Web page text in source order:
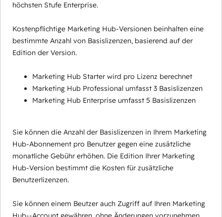
höchsten Stufe Enterprise.
Kostenpflichtige Marketing Hub-Versionen beinhalten eine
bestimmte Anzahl von Basislizenzen, basierend auf der
Edition der Version.
Marketing Hub Starter wird pro Lizenz berechnet
Marketing Hub Professional umfasst 3 Basislizenzen
Marketing Hub Enterprise umfasst 5 Basislizenzen
Sie können die Anzahl der Basislizenzen in Ihrem Marketing
Hub-Abonnement pro Benutzer gegen eine zusätzliche
monatliche Gebühr erhöhen. Die Edition Ihrer Marketing
Hub-Version bestimmt die Kosten für zusätzliche
Benutzerlizenzen.
Sie können einem Beutzer auch Zugriff auf Ihren Marketing